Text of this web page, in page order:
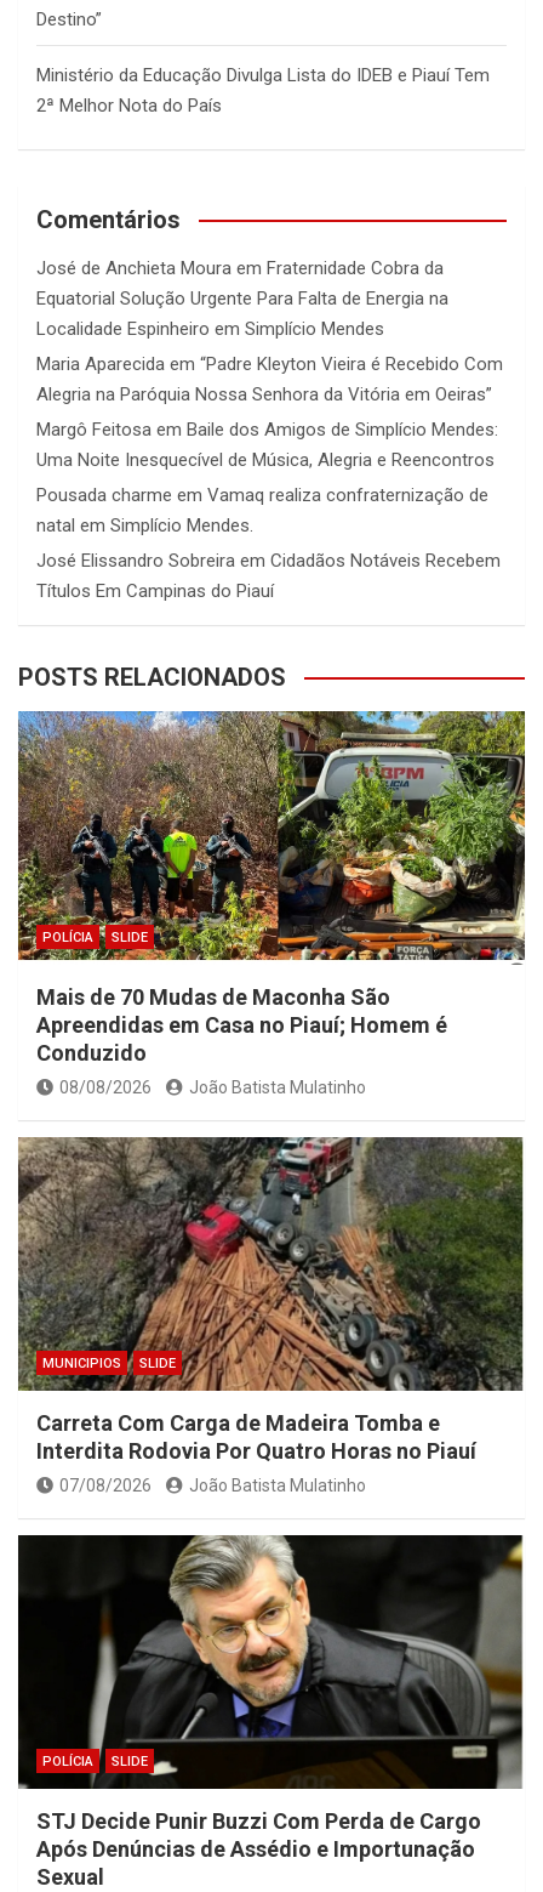
Destino”
Ministério da Educação Divulga Lista do IDEB e Piauí Tem
2ª Melhor Nota do País
Comentários
José de Anchieta Moura em Fraternidade Cobra da
Equatorial Solução Urgente Para Falta de Energia na
Localidade Espinheiro em Simplício Mendes
Maria Aparecida em “Padre Kleyton Vieira é Recebido Com
Alegria na Paróquia Nossa Senhora da Vitória em Oeiras”
Margô Feitosa em Baile dos Amigos de Simplício Mendes:
Uma Noite Inesquecível de Música, Alegria e Reencontros
Pousada charme em Vamaq realiza confraternização de
natal em Simplício Mendes.
José Elissandro Sobreira em Cidadãos Notáveis Recebem
Títulos Em Campinas do Piauí
POSTS RELACIONADOS
POLÍCIA SLIDE
Mais de 70 Mudas de Maconha São
Apreendidas em Casa no Piauí; Homem é
Conduzido
08/08/2026 João Batista Mulatinho
MUNICIPIOS SLIDE
Carreta Com Carga de Madeira Tomba e
Interdita Rodovia Por Quatro Horas no Piauí
07/08/2026 João Batista Mulatinho
POLÍCIA SLIDE
STJ Decide Punir Buzzi Com Perda de Cargo
Após Denúncias de Assédio e Importunação
Sexual